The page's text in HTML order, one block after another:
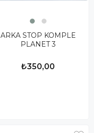
ARKA STOP KOMPLE
PLANET 3
₺350,00